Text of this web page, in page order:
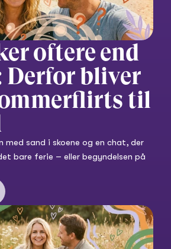
oftere end
Derfor bliver
til
med sand i skoene og en chat, der
bare ferie – eller begyndelsen på